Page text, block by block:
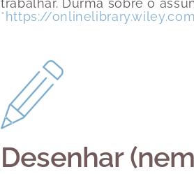
trabalhar. Durma sobre o
*https://
Desenhar